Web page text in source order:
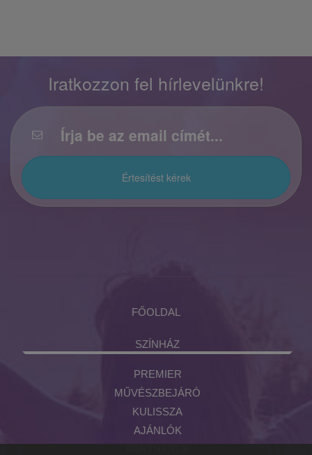
Iratkozzon fel hírlevelünkre!
FŐOLDAL
SZÍNHÁZ
PREMIER
MŰVÉSZBEJÁRÓ
KULISSZA
AJÁNLÓK